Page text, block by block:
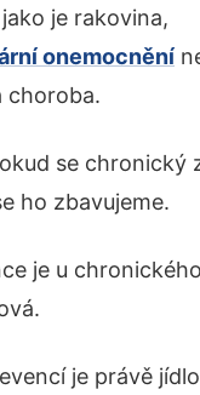
je rakovina,
onemocnění
choroba.
se chronický
ho zbavujeme.
je u
je právě